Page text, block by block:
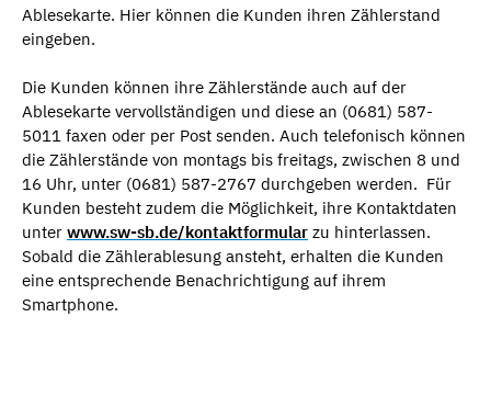
Ablesekarte. Hier können die Kunden ihren Zählerstand
eingeben.
Die Kunden können ihre Zählerstände auch auf der
Ablesekarte vervollständigen und diese an (0681) 587-
5011 faxen oder per Post senden. Auch telefonisch können
die Zählerstände von montags bis freitags, zwischen 8 und
16 Uhr, unter (0681) 587-2767 durchgeben werden. Für
Kunden besteht zudem die Möglichkeit, ihre Kontaktdaten
unter www.sw-sb.de/kontaktformular zu hinterlassen.
Sobald die Zählerablesung ansteht, erhalten die Kunden
eine entsprechende Benachrichtigung auf ihrem
Smartphone.